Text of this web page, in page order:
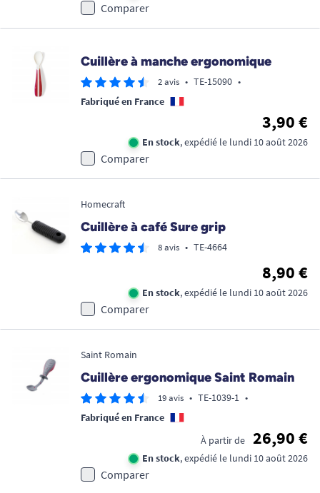
Comparer
Cuillère à manche ergonomique
2 avis • TE-15090 •
Fabriqué en France
3,90 €
En stock, expédié le lundi 10 août 2026
Comparer
Homecraft
Cuillère à café Sure grip
8 avis • TE-4664
8,90 €
En stock, expédié le lundi 10 août 2026
Comparer
Saint Romain
Cuillère ergonomique Saint Romain
19 avis • TE-1039-1 •
Fabriqué en France
À partir de
26,90 €
En stock, expédié le lundi 10 août 2026
Comparer